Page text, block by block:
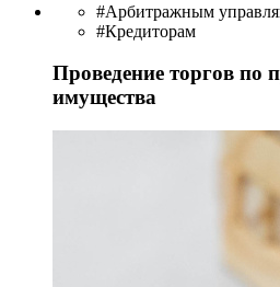
#Арбитражным
#Кредиторам
Проведение торгов по
имущества